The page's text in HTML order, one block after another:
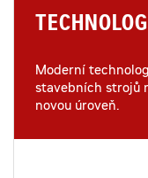
Moderní
stavebních strojů
novou úroveň.